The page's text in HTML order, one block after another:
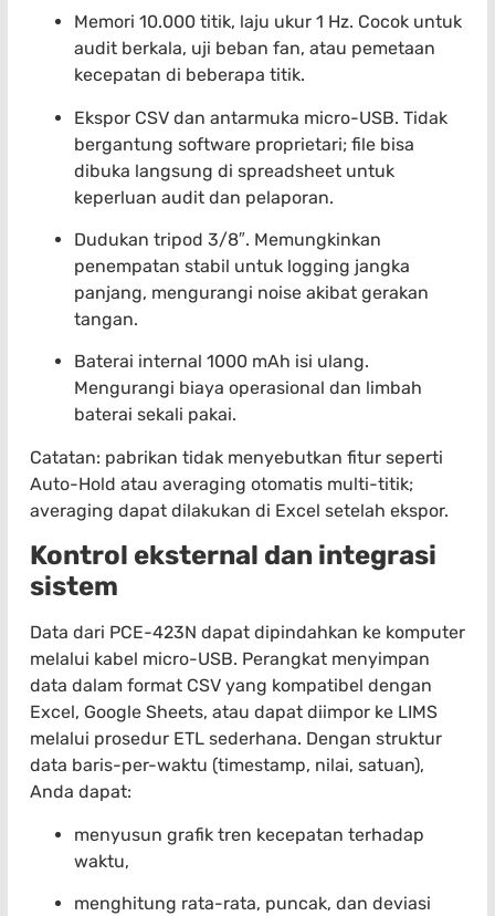
Memori 10.000 titik, laju ukur 1 Hz. Cocok untuk
audit berkala, uji beban fan, atau pemetaan
kecepatan di beberapa titik.
Ekspor CSV dan antarmuka micro-USB. Tidak
bergantung software proprietari; file bisa
dibuka langsung di spreadsheet untuk
keperluan audit dan pelaporan.
Dudukan tripod 3/8″. Memungkinkan
penempatan stabil untuk logging jangka
panjang, mengurangi noise akibat gerakan
tangan.
Baterai internal 1000 mAh isi ulang.
Mengurangi biaya operasional dan limbah
baterai sekali pakai.
Catatan: pabrikan tidak menyebutkan fitur seperti
Auto-Hold atau averaging otomatis multi-titik;
averaging dapat dilakukan di Excel setelah ekspor.
Kontrol eksternal dan integrasi
sistem
Data dari PCE-423N dapat dipindahkan ke komputer
melalui kabel micro-USB. Perangkat menyimpan
data dalam format CSV yang kompatibel dengan
Excel, Google Sheets, atau dapat diimpor ke LIMS
melalui prosedur ETL sederhana. Dengan struktur
data baris-per-waktu (timestamp, nilai, satuan),
Anda dapat:
menyusun grafik tren kecepatan terhadap
waktu,
menghitung rata-rata, puncak, dan deviasi